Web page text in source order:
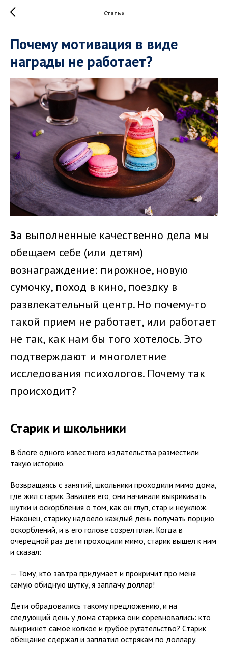
Статьи
Почему мотивация в виде
награды не работает?
За выполненные качественно дела мы
обещаем себе (или детям)
вознаграждение: пирожное, новую
сумочку, поход в кино, поездку в
развлекательный центр. Но почему-то
такой прием не работает, или работает
не так, как нам бы того хотелось. Это
подтверждают и многолетние
исследования психологов. Почему так
происходит?
Старик и школьники
В блоге одного известного издательства разместили
такую историю.
Возвращаясь с занятий, школьники проходили мимо дома,
где жил старик. Завидев его, они начинали выкрикивать
шутки и оскорбления о том, как он глуп, стар и неуклюж.
Наконец, старику надоело каждый день получать порцию
оскорблений, и в его голове созрел план. Когда в
очередной раз дети проходили мимо, старик вышел к ним
и сказал:
— Тому, кто завтра придумает и прокричит про меня
самую обидную шутку, я заплачу доллар!
Дети обрадовались такому предложению, и на
следующий день у дома старика они соревновались: кто
выкрикнет самое колкое и грубое ругательство? Старик
обещание сдержал и заплатил острякам по доллару.